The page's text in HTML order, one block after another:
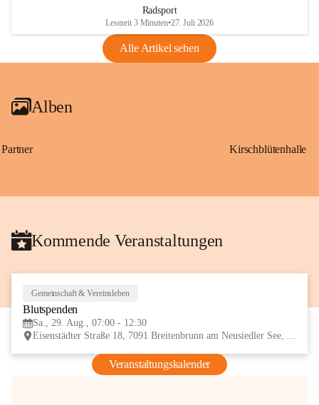
VBl. EU Nr. 18_2026
Radsport
Lesezeit 3 Minuten•27. Juli 2026
Alle Artikel sehen
Alben
Partner Kirschblütenhalle
Kommende Veranstaltungen
Gemeinschaft & Vereinsleben
Blutspenden
Sa., 29. Aug., 07:00 - 12:30
Eisenstädter Straße 18, 7091 Breitenbrunn am Neusiedler See, AUT
Veranstaltungskalender